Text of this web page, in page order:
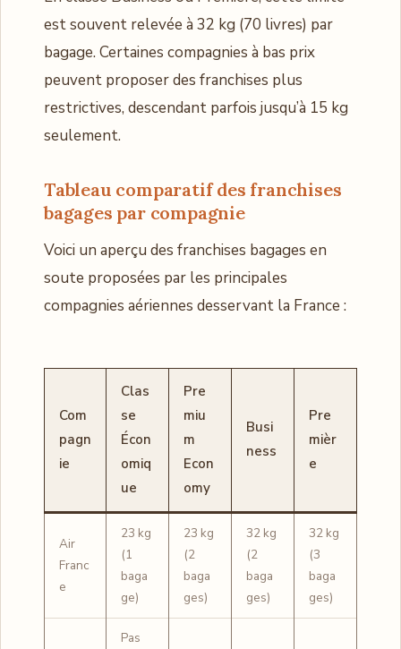
est souvent relevée à 32 kg (70 livres) par
bagage. Certaines compagnies à bas prix
peuvent proposer des franchises plus
restrictives, descendant parfois jusqu’à 15 kg
seulement.
Tableau comparatif des franchises
bagages par compagnie
Voici un aperçu des franchises bagages en
soute proposées par les principales
compagnies aériennes desservant la France :
Com
pagn
ie
Clas
se
Écon
omiq
ue
Pre
miu
m
Econ
omy
Busi
ness
Pre
mièr
e
Air
Franc
e
23 kg
(1
baga
ge)
23 kg
(2
baga
ges)
32 kg
(2
baga
ges)
32 kg
(3
baga
ges)
Pas